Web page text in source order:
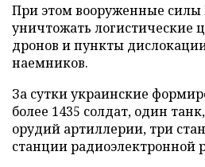
При этом вооруженные
уничтожать логистические
дронов и пункты
наемников.
За сутки украинские
более 1435 солдат, один
орудий артиллерии, три
станции радиоэлектронной